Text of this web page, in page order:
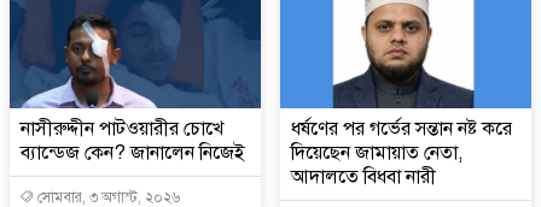
নাসীরুদ্দীন পাটওয়ারীর চোখে
ব্যান্ডেজ কেন? জানালেন নিজেই
সোমবার, ৩ অগাস্ট, ২০২৬
ধর্ষণের পর গর্ভের সন্তান নষ্ট করে
দিয়েছেন জামায়াত নেতা,
আদালতে বিধবা নারী